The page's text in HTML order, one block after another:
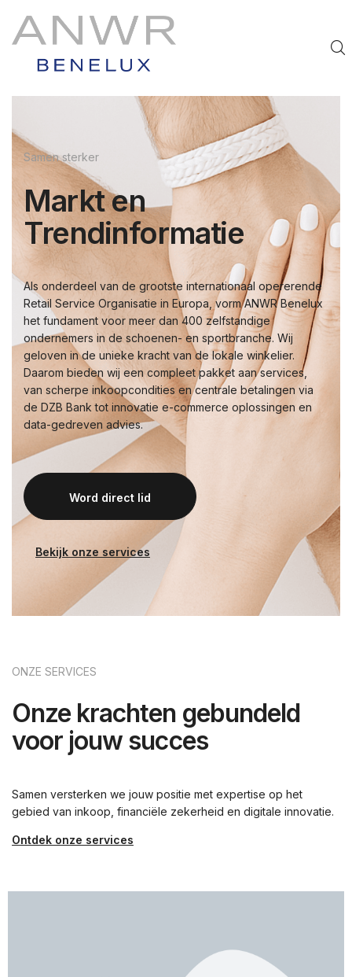
Samen sterker
Markt en
Trendinformatie
Als onderdeel van de grootste internationaal opererende
Retail Service Organisatie in Europa, vorm ANWR Benelux
het fundament voor meer dan 400 zelfstandige
ondernemers in de schoenen- en sportbranche. Wij
geloven in de unieke kracht van de lokale winkelier.
Daarom bieden wij een compleet pakket aan services,
van scherpe inkoopcondities en centrale betalingen via
de DZB Bank tot innovatie e-commerce oplossingen en
data-gedreven advies.
Word direct lid
Bekijk onze services
ONZE SERVICES
Onze krachten gebundeld
voor jouw succes
Samen versterken we jouw positie met expertise op het
gebied van inkoop, financiële zekerheid en digitale innovatie.
Ontdek onze services